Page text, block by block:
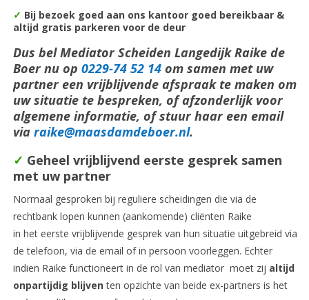
✓ Bij bezoek goed aan ons kantoor goed bereikbaar &
altijd gratis parkeren voor de deur
Dus bel Mediator Scheiden Langedijk Raike de
Boer nu op 0229-74 52 14om samen met uw
partner een vrijblijvende afspraak te maken om
uw situatie te bespreken, of afzonderlijk voor
algemene informatie, of stuur haar een email
via raike@maasdamdeboer.nl.
✓ Geheel vrijblijvend eerste gesprek samen
met uw partner
Normaal gesproken bij reguliere scheidingen die via de
rechtbank lopen kunnen (aankomende) cliënten Raike
in het eerste vrijblijvende gesprek van hun situatie uitgebreid via
de telefoon, via de email of in persoon voorleggen. Echter
indien Raike functioneert in de rol van mediator moet zij altijd
onpartijdig blijventen opzichte van beide ex-partners is het